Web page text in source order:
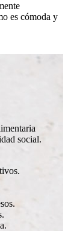
es cómoda y
social.